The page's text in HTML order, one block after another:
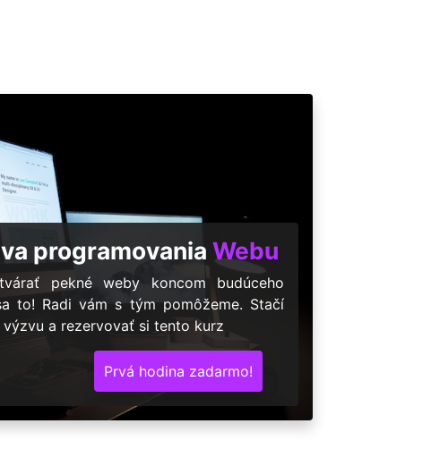
programovania Webu
pekné weby koncom budúceho
to! Radi vám s tým pomôžeme. Stačí
a rezervovať si tento kurz
Prvá hodina zadarmo!